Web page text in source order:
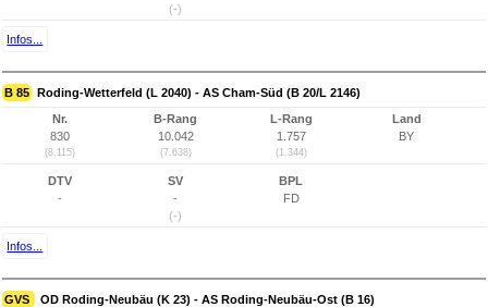
(-)
Infos...
B 85 Roding-Wetterfeld (L 2040) - AS Cham-Süd (B 20/L 2146)
Nr.
830
(8.115)
B-Rang
10.042
(7.638)
L-Rang
1.757
(1.344)
Land
BY
DTV
-
SV
-
(-)
BPL
FD
Infos...
GVS OD Roding-Neubäu (K 23) - AS Roding-Neubäu-Ost (B 16)